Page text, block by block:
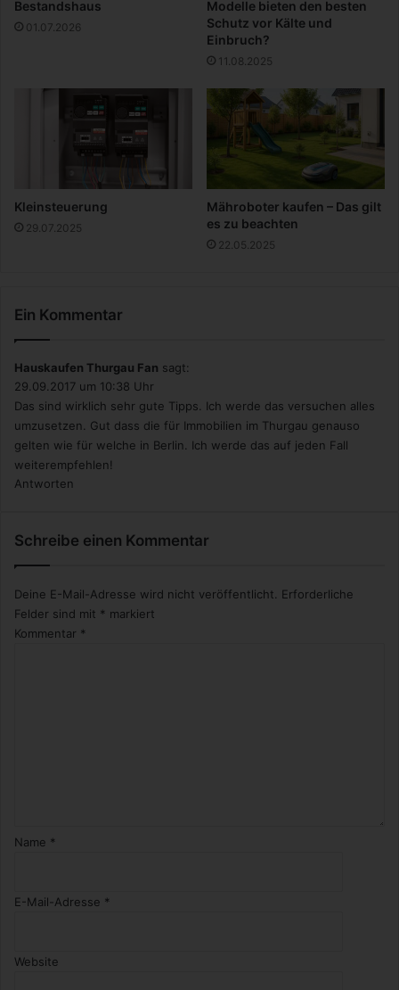
c
h
n
d
Bestandshaus
01.07.2026
Modelle bieten den besten
Schutz vor Kälte und
Einbruch?
11.08.2025
Kleinsteuerung
29.07.2025
Mähroboter kaufen – Das gilt
es zu beachten
22.05.2025
Ein Kommentar
Hauskaufen Thurgau Fan sagt:
29.09.2017 um 10:38 Uhr
Das sind wirklich sehr gute Tipps. Ich werde das versuchen alles
umzusetzen. Gut dass die für Immobilien im Thurgau genauso
gelten wie für welche in Berlin. Ich werde das auf jeden Fall
weiterempfehlen!
Antworten
Schreibe einen Kommentar
Deine E-Mail-Adresse wird nicht veröffentlicht. Erforderliche
Felder sind mit * markiert
Kommentar *
Name *
E-Mail-Adresse *
Website